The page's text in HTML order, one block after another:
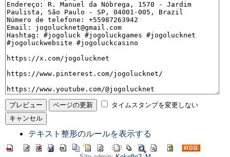
タイムスタンプを変更しない
テキスト整形のルールを表示する